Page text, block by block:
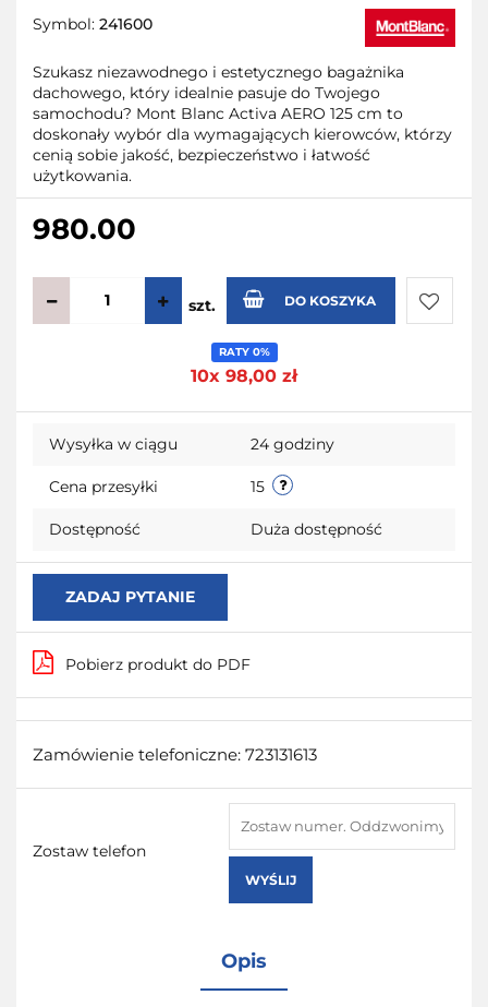
Symbol: 241600
Szukasz niezawodnego i estetycznego bagażnika
dachowego, który idealnie pasuje do Twojego
samochodu? Mont Blanc Activa AERO 125 cm to
doskonały wybór dla wymagających kierowców, którzy
cenią sobie jakość, bezpieczeństwo i łatwość
użytkowania.
980.00
szt. DO KOSZYKA
RATY 0%
10x 98,00 zł
Wysyłka w ciągu 24 godziny
Cena przesyłki 15
Dostępność Duża dostępność
ZADAJ PYTANIE
Pobierz produkt do PDF
Zamówienie telefoniczne: 723131613
Zostaw telefon
WYŚLIJ
Opis